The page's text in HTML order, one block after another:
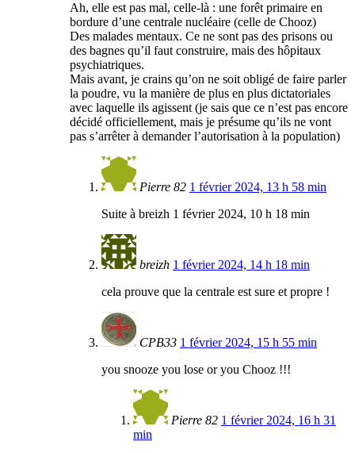
Ah, elle est pas mal, celle-là : une forêt primaire en
bordure d’une centrale nucléaire (celle de Chooz)
Des malades mentaux. Ce ne sont pas des prisons ou
des bagnes qu’il faut construire, mais des hôpitaux
psychiatriques.
Mais avant, je crains qu’on ne soit obligé de faire parler
la poudre, vu la manière de plus en plus dictatoriales
avec laquelle ils agissent (je sais que ce n’est pas encore
décidé officiellement, mais je présume qu’ils ne vont
pas s’arrêter à demander l’autorisation à la population)
Pierre 82 1 février 2024, 13 h 58 min
Suite à breizh 1 février 2024, 10 h 18 min
breizh 1 février 2024, 14 h 18 min
cela prouve que la centrale est sure et propre !
CPB33 1 février 2024, 15 h 55 min
you snooze you lose or you Chooz !!!
Pierre 82 1 février 2024, 16 h 31
min